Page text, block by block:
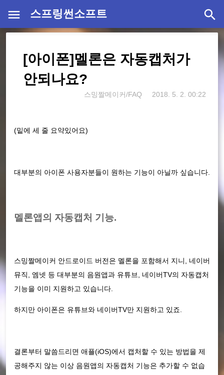
스프링썬소프트
[아이폰]멜론은 자동캡처가
안되나요?
스밍짤메이커/FAQ 2018. 5. 2. 00:22
(밑에 세 줄 요약있어요)
대부분의 아이폰 사용자분들이 원하는 기능이 아닐까 싶습니다.
멜론앱의 자동캡처 기능.
스밍짤메이커 안드로이드 버전은 멜론을 포함해서 지니, 네이버
뮤직, 엠넷 등 대부분의 음원앱과 유튜브, 네이버TV의 자동캡처
기능을 이미 지원하고 있습니다.
하지만 아이폰은 유튜브와 네이버TV만 지원하고 있죠.
결론부터 말씀드리면 애플(iOS)에서 캡처할 수 있는 방법을 제
공해주지 않는 이상 음원앱의 자동캡처 기능은 추가할 수 없습